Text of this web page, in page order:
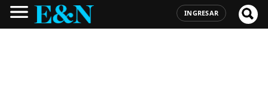
INGRESAR